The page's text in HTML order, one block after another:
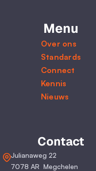
Menu
Over ons
Standards
Connect
Kennis
Nieuws
Contact
Julianaweg 22
7078 AR  Megchelen